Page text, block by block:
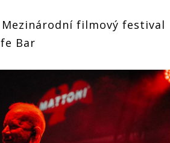
filmový festival
Bar